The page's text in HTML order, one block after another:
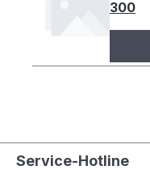
300
Service-Hotline